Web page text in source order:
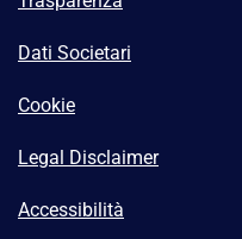
Dati Societari
Cookie
Legal Disclaimer
Accessibilità